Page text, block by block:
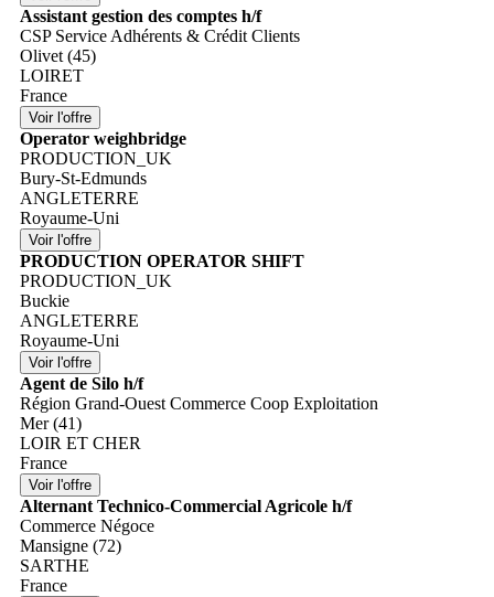
Assistant gestion des comptes h/f
CSP Service Adhérents & Crédit Clients
Olivet (45)
LOIRET
France
Operator weighbridge
PRODUCTION_UK
Bury-St-Edmunds
ANGLETERRE
Royaume-Uni
PRODUCTION OPERATOR SHIFT
PRODUCTION_UK
Buckie
ANGLETERRE
Royaume-Uni
Agent de Silo h/f
Région Grand-Ouest Commerce Coop Exploitation
Mer (41)
LOIR ET CHER
France
Alternant Technico-Commercial Agricole h/f
Commerce Négoce
Mansigne (72)
SARTHE
France